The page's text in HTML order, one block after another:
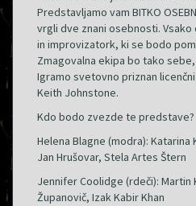
Predstavljamo vam BITKO
vrgli dve znani osebnosti.
in improvizatork, ki se bodo
Zmagovalna ekipa bo tako
Igramo svetovno priznan
Keith Johnstone.
Kdo bodo zvezde te predstave?
Helena Blagne (modra): Katarina
Jan Hrušovar, Stela Artes Štern
Jennifer Coolidge (rdeči): Martin
Županovič, Izak Kabir Khan